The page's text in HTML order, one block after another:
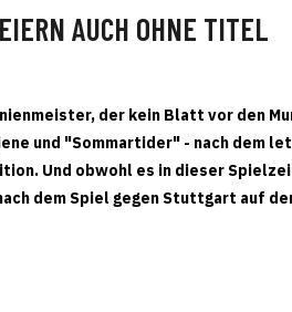
AUCH OHNE TITEL
der kein Blatt vor den
und "Sommartider" - nach dem
Und obwohl es in dieser
dem Spiel gegen Stuttgart auf